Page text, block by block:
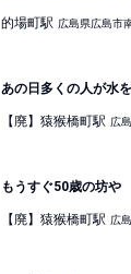
的場町駅 広島県広島市
あの日多くの人が水
【廃】猿猴橋町駅 広
もうすぐ50歳の坊や
【廃】猿猴橋町駅 広